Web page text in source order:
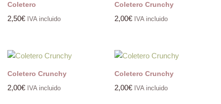
Coletero
2,50€ IVA incluido
Coletero Crunchy
2,00€ IVA incluido
Coletero Crunchy
2,00€ IVA incluido
Coletero Crunchy
2,00€ IVA incluido